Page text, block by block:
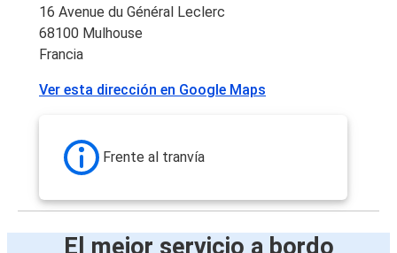
16 Avenue du Général Leclerc
68100 Mulhouse
Francia
Ver esta dirección en Google Maps
Frente al tranvía
El mejor servicio a bordo